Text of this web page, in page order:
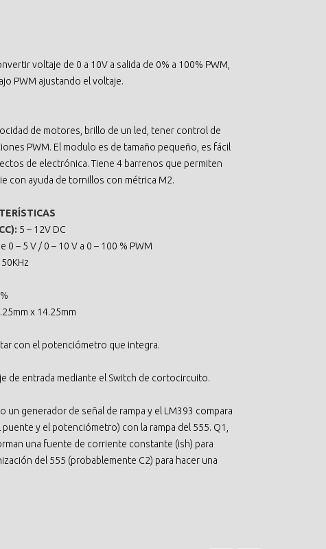
voltaje de 0 a 10V a salida de 0% a 100% PWM,
PWM ajustando el voltaje.
de motores, brillo de un led, tener control de
PWM. El modulo es de tamaño pequeño, es fácil
de electrónica. Tiene 4 barrenos que permiten
con ayuda de tornillos con métrica M2.
5 – 12V DC
0 – 5 V / 0 – 10 V a 0 – 100 % PWM
50KHz
x 14.25mm
con el potenciómetro que integra.
de entrada mediante el Switch de cortocircuito.
un generador de señal de rampa y el LM393 compara
y el potenciómetro) con la rampa del 555. Q1,
una fuente de corriente constante (ish) para
del 555 (probablemente C2) para hacer una